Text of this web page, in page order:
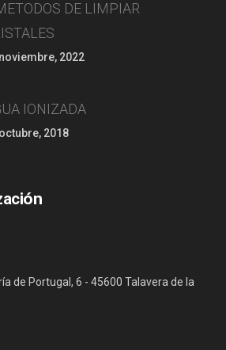
DE LIMPIAR
2022
IONIZADA
2018
de Portugal, 6 - 45600 Talavera de la